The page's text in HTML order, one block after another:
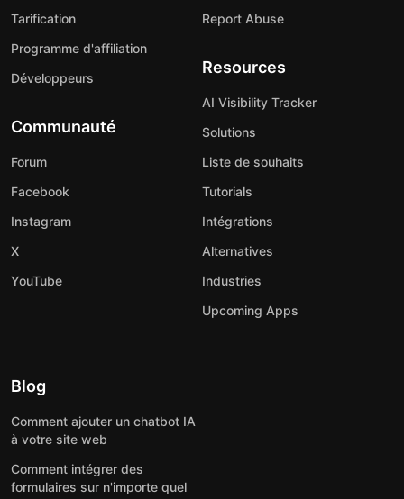
Tarification
Programme d'affiliation
Développeurs
Communauté
Forum
Facebook
Instagram
X
YouTube
Report Abuse
Resources
AI Visibility Tracker
Solutions
Liste de souhaits
Tutorials
Intégrations
Alternatives
Industries
Upcoming Apps
Blog
Comment ajouter un chatbot IA
à votre site web
Comment intégrer des
formulaires sur n'importe quel